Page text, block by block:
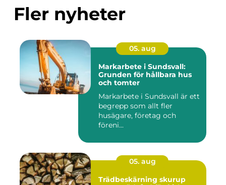
Fler nyheter
05. aug
Markarbete i Sundsvall:
Grunden för hållbara hus
och tomter
Markarbete i Sundsvall är ett
begrepp som allt fler
husägare, företag och
föreni...
05. aug
Trädbeskärning skurup